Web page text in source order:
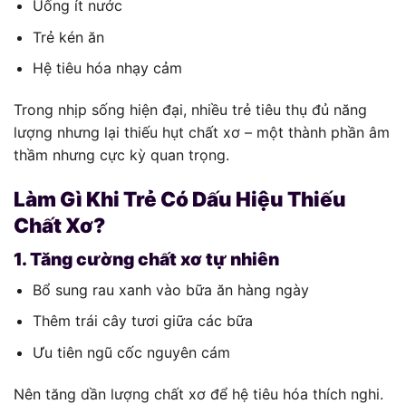
Uống ít nước
Trẻ kén ăn
Hệ tiêu hóa nhạy cảm
Trong nhịp sống hiện đại, nhiều trẻ tiêu thụ đủ năng
lượng nhưng lại thiếu hụt chất xơ – một thành phần âm
thầm nhưng cực kỳ quan trọng.
Làm Gì Khi Trẻ Có Dấu Hiệu Thiếu
Chất Xơ?
1. Tăng cường chất xơ tự nhiên
Bổ sung rau xanh vào bữa ăn hàng ngày
Thêm trái cây tươi giữa các bữa
Ưu tiên ngũ cốc nguyên cám
Nên tăng dần lượng chất xơ để hệ tiêu hóa thích nghi.